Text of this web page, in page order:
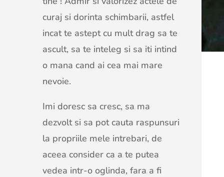
curaj si dorinta schimbarii, astfel
incat te astept cu mult drag sa te
ascult, sa te inteleg si sa iti intind
o mana cand ai cea mai mare
nevoie.
Imi doresc sa cresc, sa ma
dezvolt si sa pot cauta raspunsuri
la propriile mele intrebari, de
aceea consider ca a te putea
vedea intr-o oglinda, fara a fi